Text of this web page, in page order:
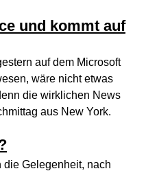
und kommt auf
auf dem Microsoft
wäre nicht etwas
die wirklichen News
aus New York.
die Gelegenheit, nach